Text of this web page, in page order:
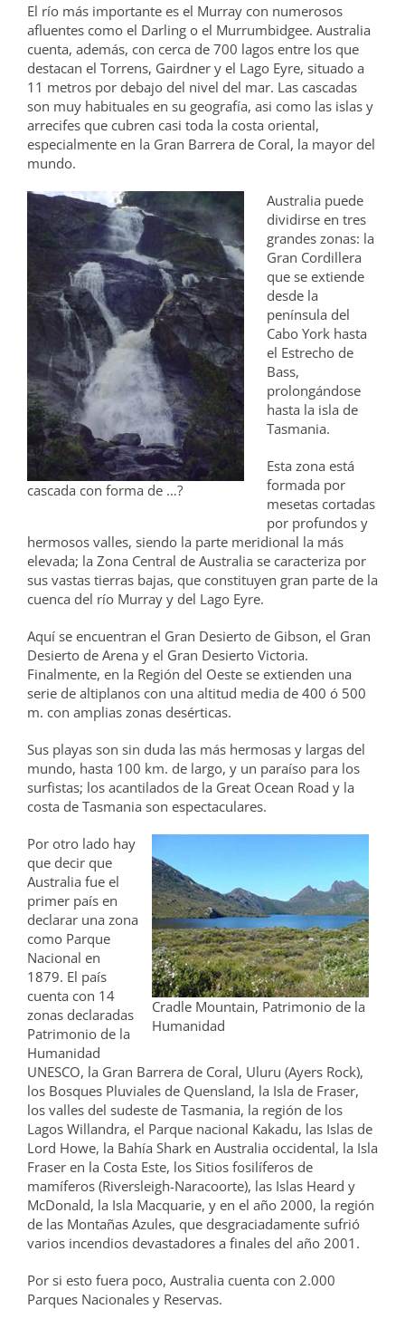
El río más importante es el Murray con numerosos
afluentes como el Darling o el Murrumbidgee. Australia
cuenta, además, con cerca de 700 lagos entre los que
destacan el Torrens, Gairdner y el Lago Eyre, situado a
11 metros por debajo del nivel del mar. Las cascadas
son muy habituales en su geografía, asi como las islas y
arrecifes que cubren casi toda la costa oriental,
especialmente en la Gran Barrera de Coral, la mayor del
mundo.
cascada con forma de …?
Australia puede
dividirse en tres
grandes zonas: la
Gran Cordillera
que se extiende
desde la
península del
Cabo York hasta
el Estrecho de
Bass,
prolongándose
hasta la isla de
Tasmania.
Esta zona está
formada por
mesetas cortadas
por profundos y
hermosos valles, siendo la parte meridional la más
elevada; la Zona Central de Australia se caracteriza por
sus vastas tierras bajas, que constituyen gran parte de la
cuenca del río Murray y del Lago Eyre.
Aquí se encuentran el Gran Desierto de Gibson, el Gran
Desierto de Arena y el Gran Desierto Victoria.
Finalmente, en la Región del Oeste se extienden una
serie de altiplanos con una altitud media de 400 ó 500
m. con amplias zonas desérticas.
Sus playas son sin duda las más hermosas y largas del
mundo, hasta 100 km. de largo, y un paraíso para los
surfistas; los acantilados de la Great Ocean Road y la
costa de Tasmania son espectaculares.
Cradle Mountain, Patrimonio de la
Humanidad
Por otro lado hay
que decir que
Australia fue el
primer país en
declarar una zona
como Parque
Nacional en
1879. El país
cuenta con 14
zonas declaradas
Patrimonio de la
Humanidad
UNESCO, la Gran Barrera de Coral, Uluru (Ayers Rock),
los Bosques Pluviales de Quensland, la Isla de Fraser,
los valles del sudeste de Tasmania, la región de los
Lagos Willandra, el Parque nacional Kakadu, las Islas de
Lord Howe, la Bahía Shark en Australia occidental, la Isla
Fraser en la Costa Este, los Sitios fosilíferos de
mamíferos (Riversleigh-Naracoorte), las Islas Heard y
McDonald, la Isla Macquarie, y en el año 2000, la región
de las Montañas Azules, que desgraciadamente sufrió
varios incendios devastadores a finales del año 2001.
Por si esto fuera poco, Australia cuenta con 2.000
Parques Nacionales y Reservas.